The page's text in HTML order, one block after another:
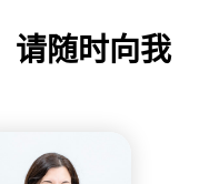
请随时向我